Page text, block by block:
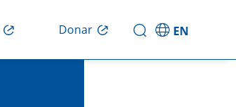
Donar EN